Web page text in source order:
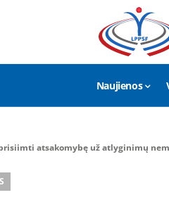
Naujienos
atsakomybę už atlyginimų